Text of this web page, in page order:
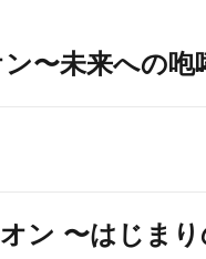
〜未来への咆
ン 〜はじま